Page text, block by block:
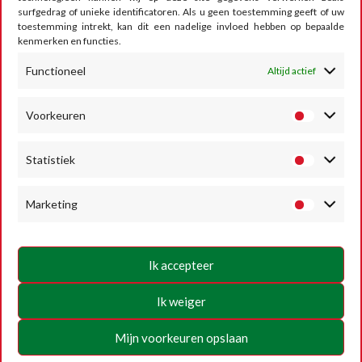
surfgedrag of unieke identificatoren. Als u geen toestemming geeft of uw
toestemming intrekt, kan dit een nadelige invloed hebben op bepaalde
kenmerken en functies.
Functioneel Altijd actief
Voorkeuren
Statistiek
Marketing
Ik accepteer
Ik weiger
Mijn voorkeuren opslaan
Algemene gebruiksvoorwaarden
Cookiebeleid
VOLG ONS
© COPYRIGHT METTET-XP.BE - 2026 | POWERED BYINSIDE WEB